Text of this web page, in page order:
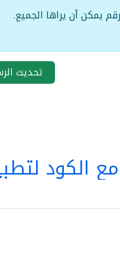
يمكن أن يراها الجميع.
تحديث
الكود